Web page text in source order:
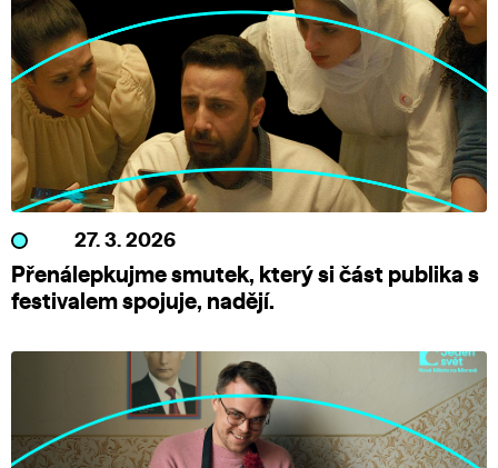
27. 3. 2026
Přenálepkujme smutek, který si část publika s
festivalem spojuje, nadějí.